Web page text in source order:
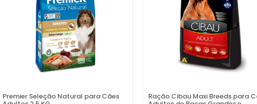
Premier Seleção Natural para Cães Ração Cibau Maxi Breeds para